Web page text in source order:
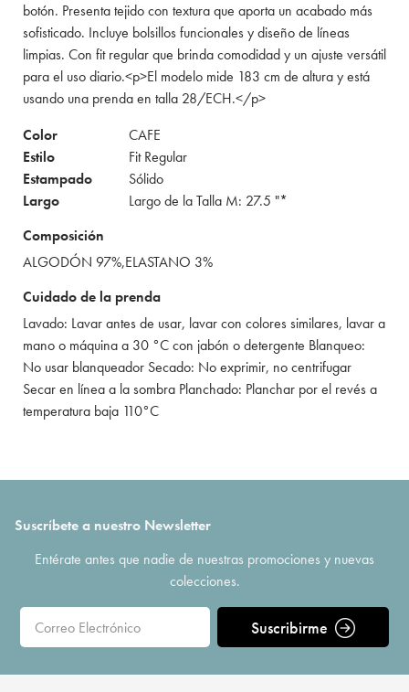
botón. Presenta tejido con textura que aporta un acabado más
sofisticado. Incluye bolsillos funcionales y diseño de líneas
limpias. Con fit regular que brinda comodidad y un ajuste versátil
para el uso diario.<p>El modelo mide 183 cm de altura y está
usando una prenda en talla 28/ECH.</p>
Color
CAFE
Estilo
Fit Regular
Estampado
Sólido
Largo
Largo de la Talla M: 27.5 "*
Composición
ALGODÓN 97%,ELASTANO 3%
Cuidado de la prenda
Lavado: Lavar antes de usar, lavar con colores similares, lavar a
mano o máquina a 30 °C con jabón o detergente Blanqueo:
No usar blanqueador Secado: No exprimir, no centrifugar
Secar en línea a la sombra Planchado: Planchar por el revés a
temperatura baja 110°C
Suscríbete a nuestro Newsletter
Entérate antes que nadie de nuestras promociones y nuevas
colecciones.
Suscribirme